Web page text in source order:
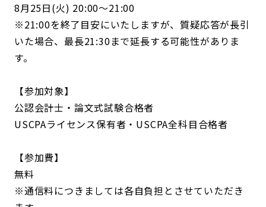
8月25日(火) 20:00～21:00
※21:00を終了目安にいたしますが、質疑応答が長引
いた場合、最長21:30まで延長する可能性がありま
す。
【参加対象】
公認会計士・論文式試験合格者
USCPAライセンス保有者・USCPA全科目合格者
【参加費】
無料
※通信料につきましては各自負担とさせていただき